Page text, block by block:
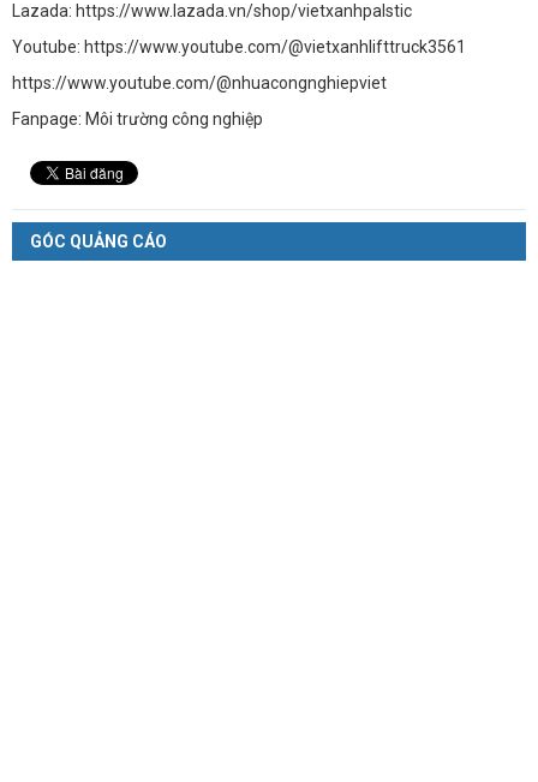
Lazada: https://www.lazada.vn/shop/vietxanhpalstic
Youtube: https://www.youtube.com/@vietxanhlifttruck3561
https://www.youtube.com/@nhuacongnghiepviet
Fanpage: Môi trường công nghiệp
GÓC QUẢNG CÁO